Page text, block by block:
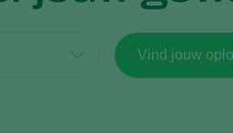
Switzerland
Vind jouw